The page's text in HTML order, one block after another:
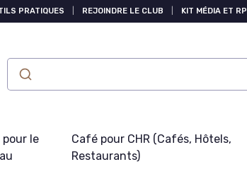
PRATIQUES REJOINDRE LE CLUB KIT MÉDIA ET RP
pour le
Café pour CHR (Cafés, Hôtels,
Restaurants)